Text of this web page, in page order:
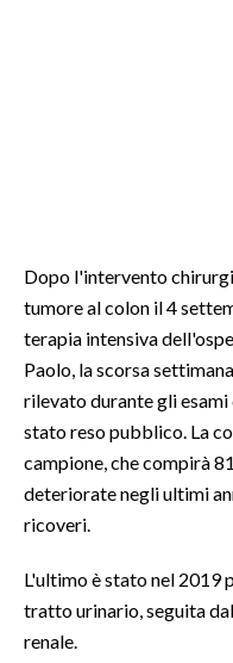
Dopo l'intervento
tumore al colon il 4
terapia intensiva
Paolo, la scorsa
rilevato durante gli esami
stato reso pubblico. La
campione, che compirà
deteriorate negli ultimi
ricoveri.
L'ultimo è stato nel 2019
tratto urinario, seguita
renale.